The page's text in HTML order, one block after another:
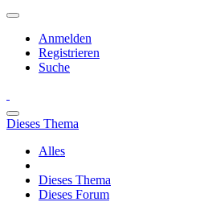
Anmelden
Registrieren
Suche
Dieses Thema
Alles
Dieses Thema
Dieses Forum